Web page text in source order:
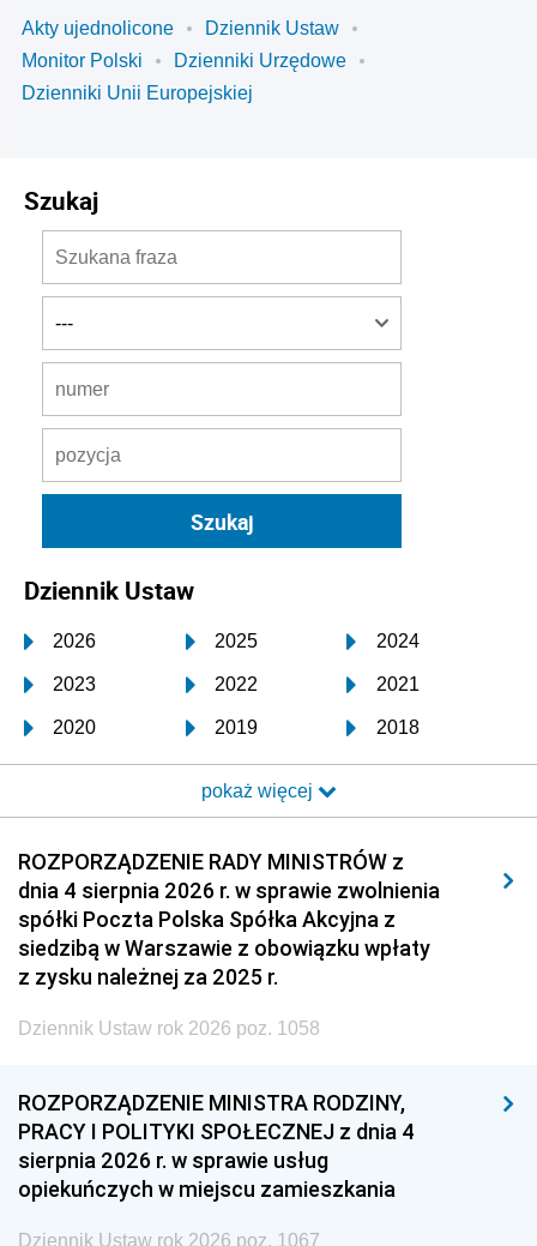
Akty ujednolicone
Dziennik Ustaw
Monitor Polski
Dzienniki Urzędowe
Dzienniki Unii Europejskiej
Szukaj
Dziennik Ustaw
2026 2025 2024
2023 2022 2021
2020 2019 2018
2017 2016 2015
2014 2013 2012
2011 2010 2009
2008 2007 2006
2005 2004 2003
2002 2001
1999 1998
1993 1992 1991
1990 1989
1987 1986 1985
pokaż więcej
ROZPORZĄDZENIE RADY MINISTRÓW z
dnia 4 sierpnia 2026 r. w sprawie zwolnienia
spółki Poczta Polska Spółka Akcyjna z
siedzibą w Warszawie z obowiązku wpłaty
z zysku należnej za 2025 r.
Dziennik Ustaw rok 2026 poz. 1058
ROZPORZĄDZENIE MINISTRA RODZINY,
PRACY I POLITYKI SPOŁECZNEJ z dnia 4
sierpnia 2026 r. w sprawie usług
opiekuńczych w miejscu zamieszkania
Dziennik Ustaw rok 2026 poz. 1067